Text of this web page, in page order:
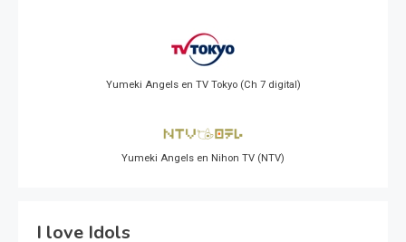
Yumeki Angels en TV Tokyo (Ch 7 digital)
Yumeki Angels en Nihon TV (NTV)
I love Idols